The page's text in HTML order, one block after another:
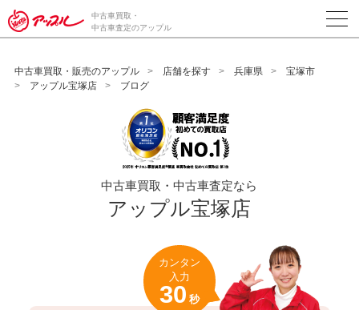
/*ABテスト_新規査定フォームの為のCVボタン*/
中古車買取・
中古車査定のアップル
中古車買取・販売のアップル 店舗を探す 兵庫県
宝塚市
アップル宝塚店
ブログ
中古車買取・中古車査定なら
アップル宝塚店
カンタン
入力
30 秒